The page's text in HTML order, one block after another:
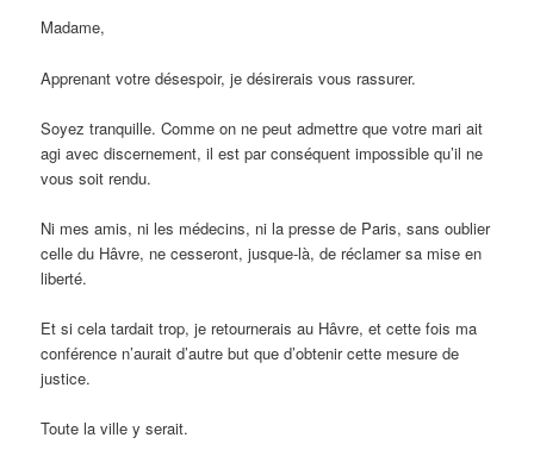
Madame,
Apprenant votre désespoir, je désirerais vous rassurer.
Soyez tranquille. Comme on ne peut admettre que votre mari ait
agi avec discernement, il est par conséquent impossible qu’il ne
vous soit rendu.
Ni mes amis, ni les médecins, ni la presse de Paris, sans oublier
celle du Hâvre, ne cesseront, jusque-là, de réclamer sa mise en
liberté.
Et si cela tardait trop, je retournerais au Hâvre, et cette fois ma
conférence n’aurait d’autre but que d’obtenir cette mesure de
justice.
Toute la ville y serait.